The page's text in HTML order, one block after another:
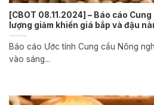
[CBOT 08.11.2024] – Báo cáo
lượng giảm khiến giá bắp và đậu
Báo cáo Ước tính Cung cầu Nông
vào sáng...